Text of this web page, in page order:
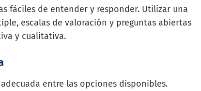
fáciles de entender y responder. Utilizar una
escalas de valoración y preguntas abiertas
y cualitativa.
entre las opciones disponibles.